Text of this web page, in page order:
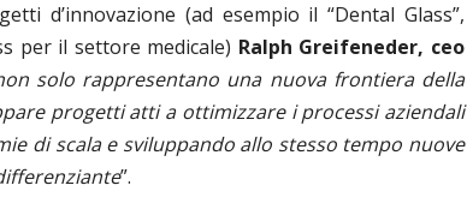
d’innovazione (ad esempio il “Dental Glass”,
per il settore medicale) Ralph Greifeneder, ceo
solo rappresentano una nuova frontiera della
progetti atti a ottimizzare i processi aziendali
di scala e sviluppando allo stesso tempo nuove
”.